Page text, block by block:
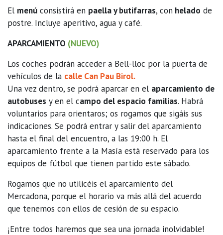
El menú consistirá en paella y butifarras, con helado de
postre. Incluye aperitivo, agua y café.
APARCAMIENTO (NUEVO)
Los coches podrán acceder a Bell-lloc por la puerta de
vehículos de la calle Can Pau Birol.
Una vez dentro, se podrá aparcar en el aparcamiento de
autobuses y en el campo del espacio familias. Habrá
voluntarios para orientaros; os rogamos que sigáis sus
indicaciones. Se podrá entrar y salir del aparcamiento
hasta el final del encuentro, a las 19:00 h. El
aparcamiento frente a la Masía está reservado para los
equipos de fútbol que tienen partido este sábado.
Rogamos que no utilicéis el aparcamiento del
Mercadona, porque el horario va más allá del acuerdo
que tenemos con ellos de cesión de su espacio.
¡Entre todos haremos que sea una jornada inolvidable!